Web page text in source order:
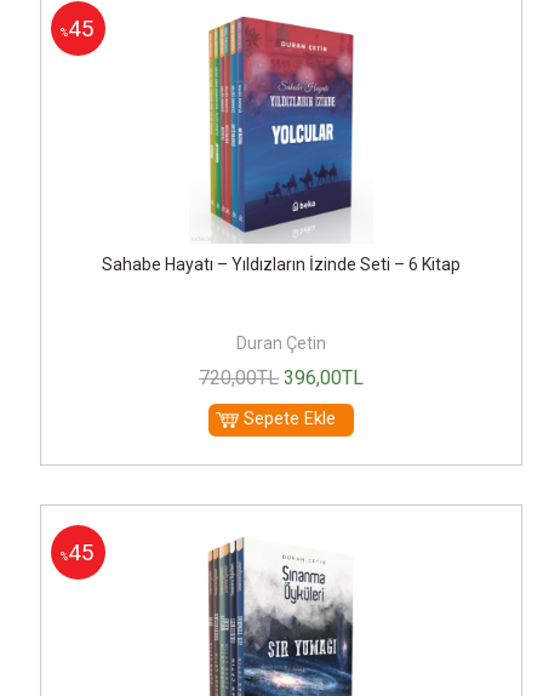
%45
Sahabe Hayatı – Yıldızların İzinde Seti – 6 Kitap
Duran Çetin
720,00TL 396,00TL
Sepete Ekle
%45